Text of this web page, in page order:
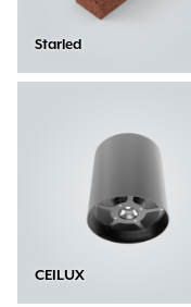
Starled
CEILUX